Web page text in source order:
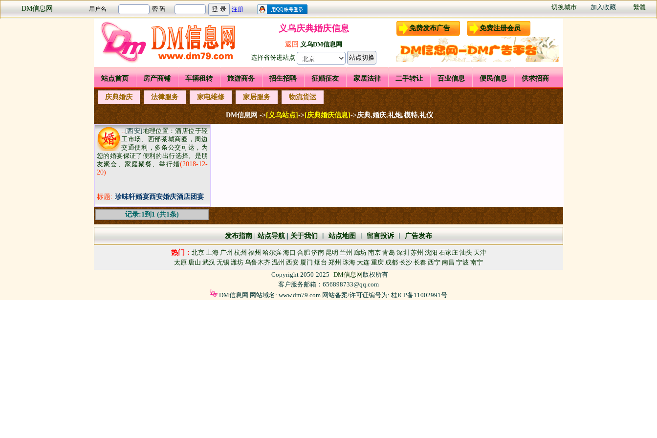
切换城市 加入收藏 繁體
DM信息网
免费发布广告 免费注册会员
义乌庆典婚庆信息
返回 义乌DM信息网
选择省份进站点
站点首页 房产商铺 车辆租转 旅游商务 招生招聘 征婚征友 家居法律 二手转让 百业信息 便民信息 供求招商
庆典婚庆 法律服务 家电维修 家居服务 物流货运
DM信息网 ->[义乌站点] ->[庆典婚庆信息] ->庆典,婚庆,礼炮,模特,礼仪
..[西安]地理位置：酒店位于轻
工市场、西部茶城商圈，周边
交通便利，多条公交可达，为
您的婚宴保证了便利的出行选择。是朋
友聚会、家庭聚餐、举行婚(2018-12-
20)
标题: 珍味轩婚宴西安婚庆酒店团宴
网推荐
记录:1到1 (共1条)
发布指南 |站点导航| 关于我们 站点地图 留言投诉︱ 广告发布
热门： 北京 上海 广州 杭州 福州 哈尔滨 海口 合肥 济南 昆明 兰州 廊坊 南京 青岛 深圳 苏州 沈阳 石家庄 汕头 天津
太原 唐山 武汉 无锡 潍坊 乌鲁木齐 温州 西安 厦门 烟台 郑州 珠海 大连 重庆 成都 长沙 长春 西宁 南昌 宁波 南宁
Copyright 2050-2025 DM信息网 版权所有
客户服务邮箱：656898733@qq.com
DM信息网 网站域名: www.dm79.com 网站备案/许可证编号为: 桂ICP备11002991号